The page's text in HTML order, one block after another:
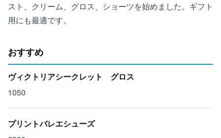
スト、クリーム、グロス、ショーツを始めました。ギフト
用にも最適です。
おすすめ
ヴィクトリアシークレット グロス
1050
プリントバレエシューズ